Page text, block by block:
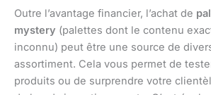
Outre l’avantage financier, l’achat de
mystery (palettes dont le contenu
inconnu) peut être une source de
assortiment. Cela vous permet de
produits ou de surprendre votre